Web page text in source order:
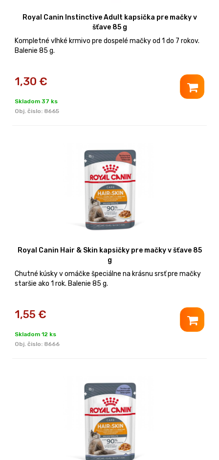
Royal Canin Instinctive Adult kapsička pre mačky v
šťave 85 g
Kompletné vlhké krmivo pre dospelé mačky od 1 do 7 rokov.
Balenie 85 g.
1,30 €
Skladom 37 ks
Obj. čislo: 8665
Royal Canin Hair & Skin kapsičky pre mačky v šťave 85
g
Chutné kúsky v omáčke špeciálne na krásnu srsť pre mačky
staršie ako 1 rok. Balenie 85 g.
1,55 €
Skladom 12 ks
Obj. čislo: 8666